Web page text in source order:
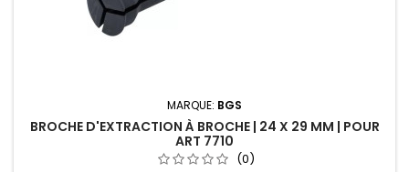
MARQUE: BGS
BROCHE D'EXTRACTION À BROCHE | 24 X 29 MM | POUR
ART 7710
(0)